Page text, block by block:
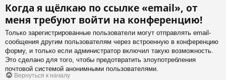
Когда я щёлкаю по ссылке «email», от
меня требуют войти на конференцию!
Только зарегистрированные пользователи могут отправлять email-
сообщения другим пользователям через встроенную в конференцию
форму, и только если администратор включил такую возможность.
Это сделано для того, чтобы предотвратить злоупотребления
почтовой системой анонимными пользователями.
Вернуться к началу